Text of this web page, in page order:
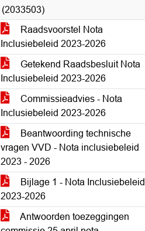
(2033503)
Raadsvoorstel Nota
Inclusiebeleid 2023-2026
Getekend Raadsbesluit Nota
Inclusiebeleid 2023-2026
Commissieadvies - Nota
Inclusiebeleid 2023-2026
Beantwoording technische
vragen VVD - Nota inclusiebeleid
2023 - 2026
Bijlage 1 - Nota Inclusiebeleid
2023-2026
Antwoorden toezeggingen